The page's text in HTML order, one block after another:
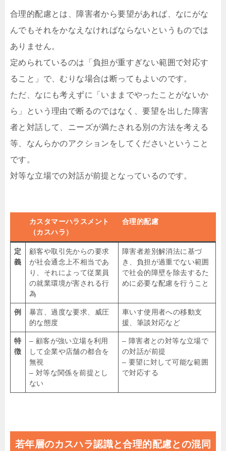
合理的配慮とは、障害者から要望があれば、なにがな
んでもそれをかなえなければならないというものでは
ありません。
定められているのは「負担が重すぎない範囲で対応す
ること」で、むりな場合は断ってもよいのです。
ただ、なにも考えずに「いままでやったことがないか
ら」という理由で断るのではなく、要望を出した障害
者と対話して、ニーズが満たされる別の方法を考える
等、なんらかのアクションをしてくださいということ
です。
対等な立場での対話が前提となっているのです。
カスタマーハラスメント
（カスハラ）
合理的配慮
定
義
顧客や取引先からの要求
が社会通念上不相当であ
り、それによって従業員
の就業環境が害される行
為
障害者差別解消法に基づ
き、負担が過重でない範囲
で社会的障壁を除去するた
めに必要な配慮を行うこと
例
暴言、過度な要求、威圧
的な態度
車いす使用者への移動支
援、筆談対応など
特
徴
– 顧客が強い立場を利用
して企業や店舗の都合を
無視
– 対等な関係を前提とし
ない
– 障害者との対等な立場で
の対話が前提
– 要望に対して可能な範囲
で対応する
若年層のカスハラ認識と合理的配慮との混同